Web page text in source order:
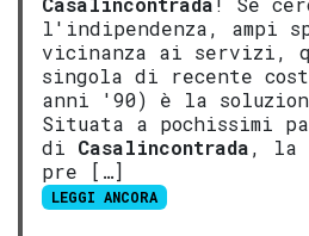
l'indipendenza, ampi
vicinanza ai servizi,
singola di recente
anni '90) è la
Situata a pochissimi
di Casalincontrada, la
pre […]
LEGGI ANCORA